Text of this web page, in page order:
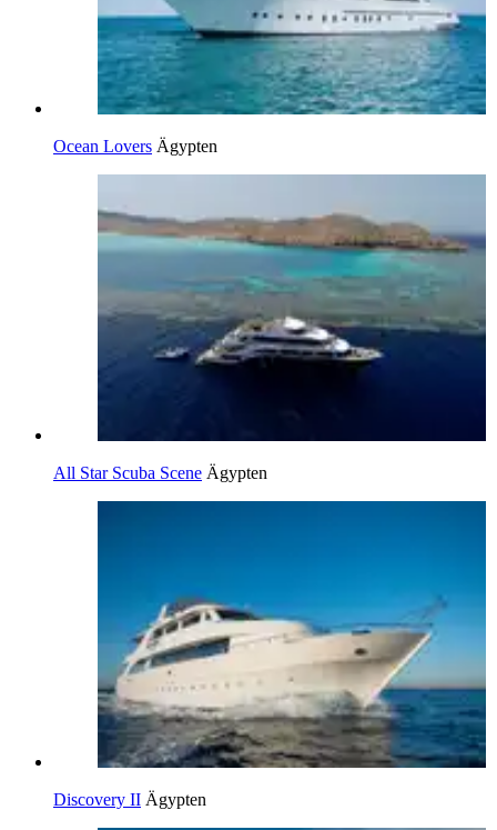
Ocean Lovers Ägypten
All Star Scuba Scene Ägypten
Discovery II Ägypten